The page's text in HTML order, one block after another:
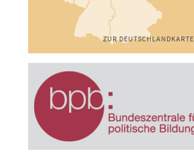
ZUR DEUTSCHLANDKARTE